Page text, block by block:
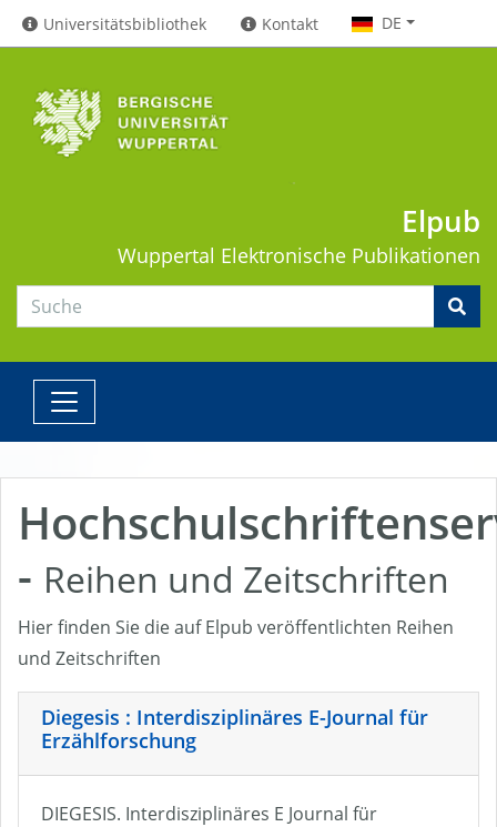
Universitätsbibliothek Kontakt DE
Elpub
Wuppertal Elektronische Publikationen
- Reihen und Zeitschriften
Hier finden Sie die auf Elpub veröffentlichten Reihen
und Zeitschriften
Diegesis : Interdisziplinäres E-Journal für
Erzählforschung
DIEGESIS. Interdisziplinäres E Journal für